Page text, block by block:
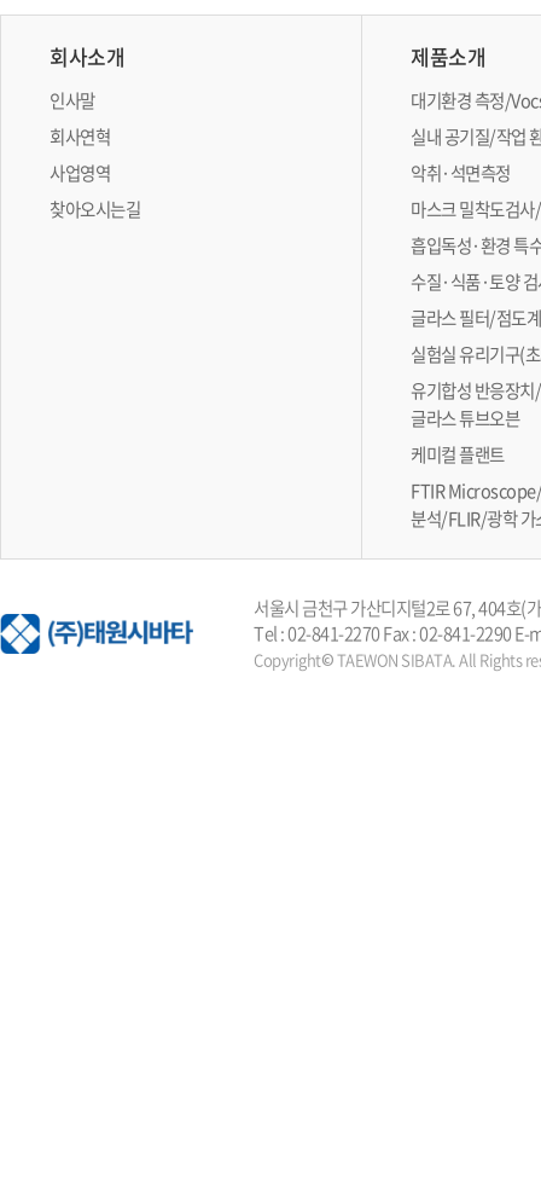
회사소개
인사말
회사연혁
사업영역
찾아오시는길
제품소개
대기환경 측정/
실내 공기질/작업
악취·석면측정
마스크 밀착도검
흡입독성·환경 특
수질·식품·토양
글라스 필터/점도
실험실 유리기구(
유기합성 반응장
글라스 튜브오븐
케미컬 플랜트
FTIR
분석/FLIR/광학 가
서울시 금천구 가산디지털2로 67, 404호(
Tel : 02-841-2270 Fax : 02-841-2290
Copyright© TAEWON SIBATA. All Rights